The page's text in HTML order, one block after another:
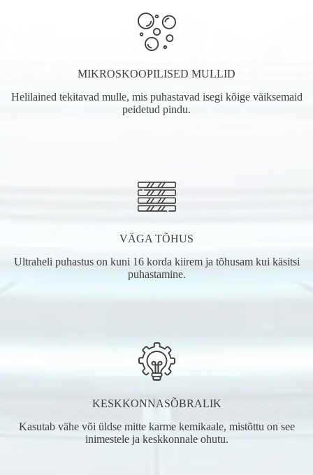
MIKROSKOOPILISED MULLID
Helilained tekitavad mulle, mis puhastavad isegi kõige väiksemaid
peidetud pindu.
VÄGA TÕHUS
Ultraheli puhastus on kuni 16 korda kiirem ja tõhusam kui käsitsi
puhastamine.
KESKKONNASÕBRALIK
Kasutab vähe või üldse mitte karme kemikaale, mistõttu on see
inimestele ja keskkonnale ohutu.